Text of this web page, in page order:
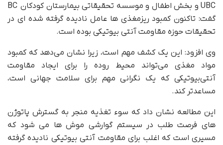
UBC و بخش اطفال و موسسه تحقیقاتی بیمارستان کودکان BC
گفت: تاکنون کمبود ریزمغذی ها عامل نادیده گرفته شده ای در
تحقیقات حوزه مقاومت آنتی بیوتیکی بوده است.
وی افزود: این یک کشف مهم است، زیرا نشان می‌دهد که کمبود
مواد مغذی می‌تواند محیط روده را برای ایجاد مقاومت
آنتی‌بیوتیکی که یک نگرانی مهم برای سلامت جهانی است،
مساعدتر کند.
این مطالعه نشان داد که سوء تغذیه منجر به گسترش پاتوژن
های فرصت طلب در سیستم گوارشی موش ها می شود که
مسیری است که اغلب برای مقاومت آنتی بیوتیکی نادیده گرفته